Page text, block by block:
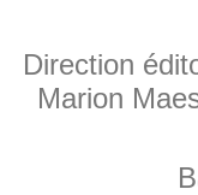
Direction
Marion